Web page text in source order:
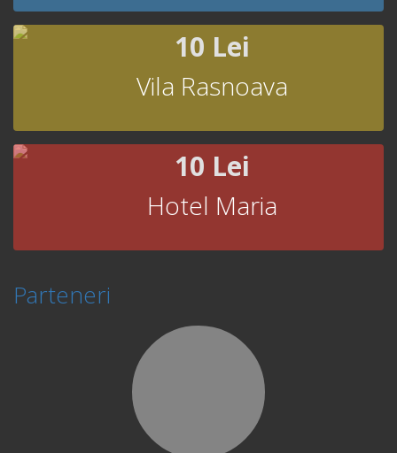
10 Lei
Vila Rasnoava
10 Lei
Hotel Maria
Parteneri